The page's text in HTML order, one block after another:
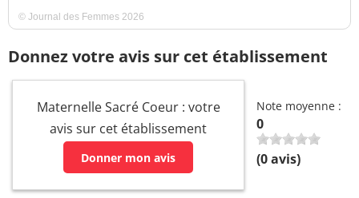
© Journal des Femmes 2026
Donnez votre avis sur cet établissement
Maternelle Sacré Coeur : votre
avis sur cet établissement
Donner mon avis
Note moyenne :
0
(0avis)